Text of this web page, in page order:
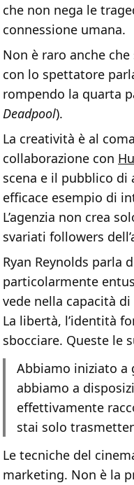
che non nega le
connessione umana.
Non è raro anche
con lo spettatore
rompendo la quarta
Deadpool).
La creatività è al
collaborazione con
scena e il pubblico di
efficace esempio di
L’agenzia non crea
svariati followers
Ryan Reynolds parla
particolarmente
vede nella capacità
La libertà, l’identità
sbocciare. Queste le
Abbiamo iniziato a
abbiamo a
effettivamente
stai solo
Le tecniche del
marketing. Non è la